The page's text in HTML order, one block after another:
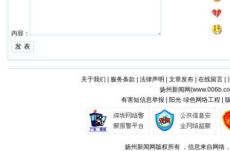
内容：
关于我们 服务条款 法律声明 文章发布| 在线留言|
扬州新闻网(
有害短信息举报 | 阳光·绿色网络工程 |
扬州新闻网版权所有 ，信息来自网络